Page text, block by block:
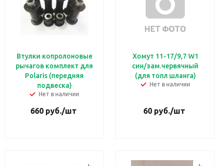
Втулки копролоновые
рычагов комплект для
Polaris (передняя
подвеска)
Нет в наличии
660руб./шт
Хомут 11-17/9,7 W1
син/зам.червячный
(для топл шланга)
Нет в наличии
60 руб./шт